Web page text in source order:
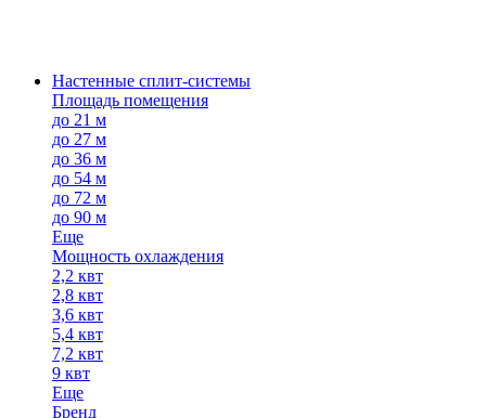
Настенные сплит-системы
Площадь помещения
до 21 м
до 27 м
до 36 м
до 54 м
до 72 м
до 90 м
Еще
Мощность охлаждения
2,2 квт
2,8 квт
3,6 квт
5,4 квт
7,2 квт
9 квт
Еще
Бренд